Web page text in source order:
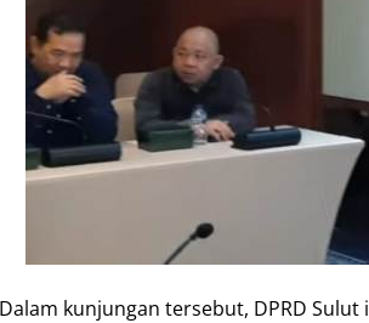
Dalam kunjungan tersebut, DPRD